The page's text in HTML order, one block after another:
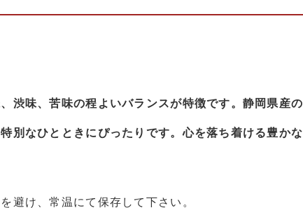
渋味、苦味の程よいバランスが特徴です。静岡県産
別なひとときにぴったりです。心を落ち着ける豊か
避け、常温にて保存して下さい。